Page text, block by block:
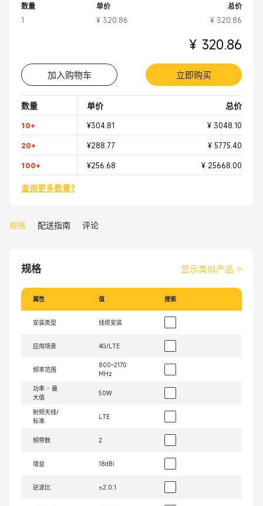
数量
1
单价
¥ 320.86
总价
¥ 320.86
¥ 320.86
加入购物车 立即购买
数量 单价 总价
10+ ¥304.81 ¥ 3048.10
20+ ¥288.77 ¥ 5775.40
100+ ¥256.68 ¥ 25668.00
查询更多数量?
规格 配送指南 评论
规格 显示类似产品 >
属性 值 搜索
安装类型 线缆安装
应用场景 4G/LTE
频率范围
800~2170
MHz
功率 - 最
大值
50W
射频天线/
标准
LTE
频带数 2
增益 18dBi
驻波比 ≤2.0:1